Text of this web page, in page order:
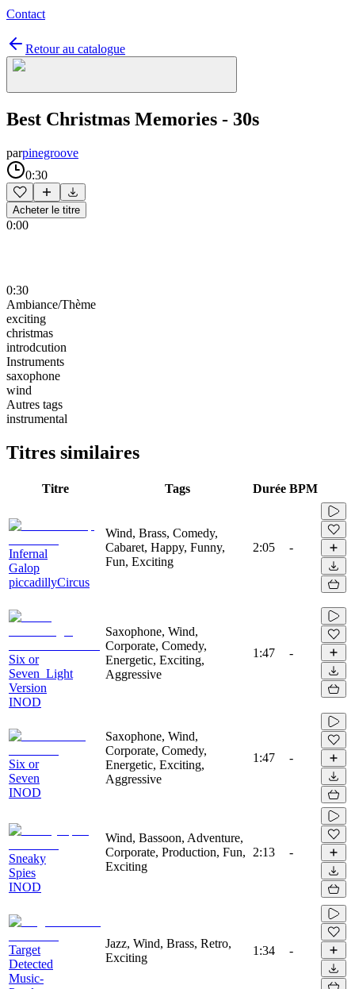
Contact
Retour au catalogue
Best Christmas Memories - 30s
parpinegroove
0:30
Acheter le titre
0:00
0:30
Ambiance/Thème
exciting
christmas
introdcution
Instruments
saxophone
wind
Autres tags
instrumental
Titres similaires
Titre Tags Durée BPM
Infernal
Galop
piccadillyCircus
Wind, Brass, Comedy,
Cabaret, Happy, Funny,
Fun, Exciting
2:05 -
Siх or
Seven_Light
Version
INOD
Saxophone, Wind,
Corporate, Comedy,
Energetic, Exciting,
Aggressive
1:47 -
Siх or
Seven
INOD
Saxophone, Wind,
Corporate, Comedy,
Energetic, Exciting,
Aggressive
1:47 -
Sneaky
Spies
INOD
Wind, Bassoon, Adventure,
Corporate, Production, Fun,
Exciting
2:13 -
Target
Detected
Music-
Jazz, Wind, Brass, Retro,
Exciting
1:34 -